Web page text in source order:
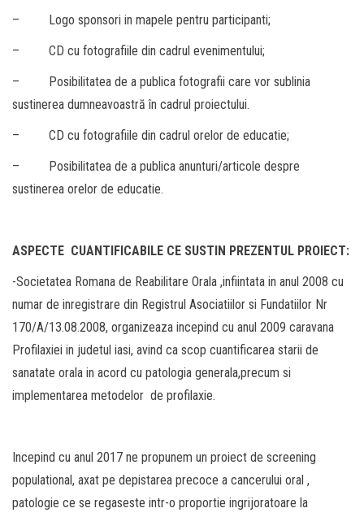
– Logo sponsori in mapele pentru participanti;
– CD cu fotografiile din cadrul evenimentului;
– Posibilitatea de a publica fotografii care vor sublinia
sustinerea dumneavoastră în cadrul proiectului.
– CD cu fotografiile din cadrul orelor de educatie;
– Posibilitatea de a publica anunturi/articole despre
sustinerea orelor de educatie.
ASPECTE CUANTIFICABILE CE SUSTIN PREZENTUL PROIECT:
-Societatea Romana de Reabilitare Orala ,infiintata in anul 2008 cu
numar de inregistrare din Registrul Asociatiilor si Fundatiilor Nr
170/A/13.08.2008, organizeaza incepind cu anul 2009 caravana
Profilaxiei in judetul iasi, avind ca scop cuantificarea starii de
sanatate orala in acord cu patologia generala,precum si
implementarea metodelor de profilaxie.
Incepind cu anul 2017 ne propunem un proiect de screening
populational, axat pe depistarea precoce a cancerului oral ,
patologie ce se regaseste intr-o proportie ingrijoratoare la